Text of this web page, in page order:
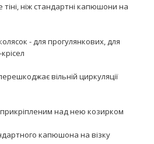
ніж стандартні капюшони на
- для прогулянкових, для
вільній циркуляції
над нею козирком
капюшона на візку